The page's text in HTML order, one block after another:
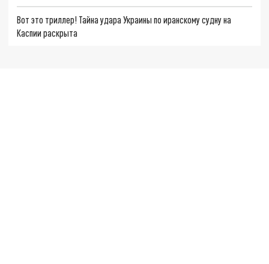
Вот это триллер! Тайна удара Украины по иранскому судну на
Каспии раскрыта